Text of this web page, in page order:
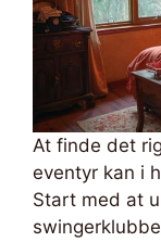
At finde det
eventyr kan i
Start med at